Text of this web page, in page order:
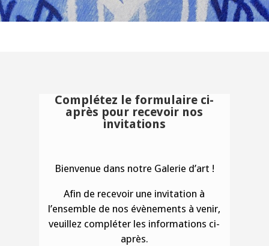
Complétez le formulaire ci-
après pour recevoir nos
invitations
Bienvenue dans notre Galerie d’art !
Afin de recevoir une invitation à
l’ensemble de nos évènements à venir,
veuillez compléter les informations ci-
après.